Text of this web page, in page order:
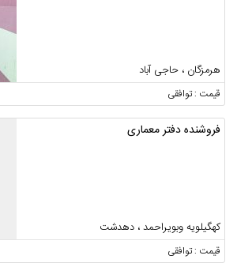
هرمزگان ، حاجی آباد
قیمت : توافقی
فروشنده دفتر معماری
کهگیلویه وبویراحمد ، دهدشت
قیمت : توافقی